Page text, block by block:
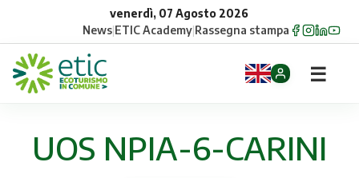
venerdì, 07 Agosto 2026
News|ETIC Academy|Rassegna stampa
Opportunità
☰
UOS NPIA-6-CARINI